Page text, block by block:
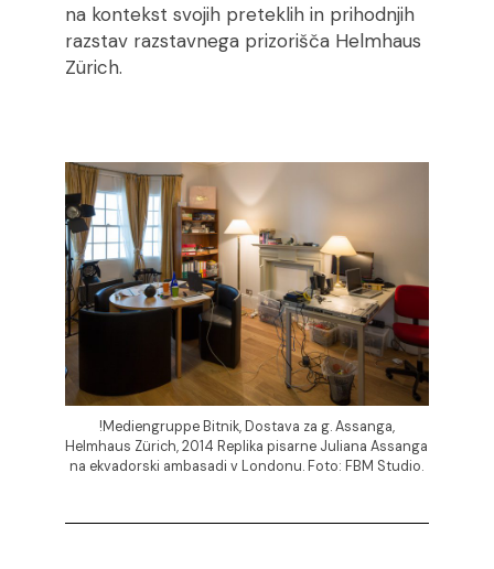
na kontekst svojih preteklih in prihodnjih
razstav razstavnega prizorišča Helmhaus
Zürich.
!Mediengruppe Bitnik, Dostava za g. Assanga,
Helmhaus Zürich, 2014 Replika pisarne Juliana Assanga
na ekvadorski ambasadi v Londonu. Foto: FBM Studio.